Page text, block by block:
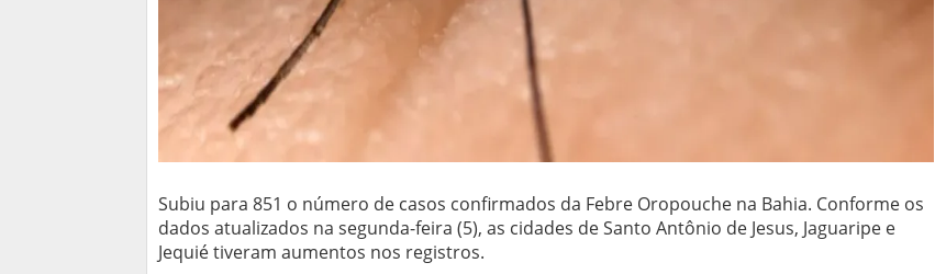
Subiu para 851 o número de casos confirmados da Febre Oropouche na Bahia. Conforme os
dados atualizados na segunda-feira (5), as cidades de Santo Antônio de Jesus, Jaguaripe e
Jequié tiveram aumentos nos registros.